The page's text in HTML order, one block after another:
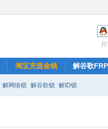
淘宝充值金钱 解谷歌
解网络锁 解谷歌锁 解ID锁